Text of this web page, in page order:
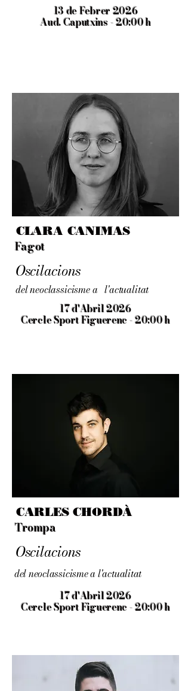
13 de Febrer 2026
Aud. Caputxins - 20:00 h
CLARA CANIMAS
Fagot
Oscilacions
del neoclassicisme a l'actualitat
17 d'Abril 2026
Cercle Sport Figuerenc - 20:00 h
CARLES CHORDÀ
Trompa
Oscilacions
del neoclassicisme a l'actualitat
17 d'Abril 2026
Cercle Sport Figuerenc - 20:00 h